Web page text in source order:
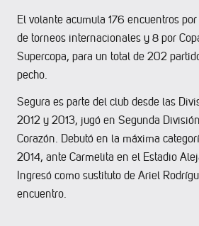
El volante acumula 176 encuentros
de torneos internacionales y 8 por
Supercopa, para un total de 202
pecho.
Segura es parte del club desde las
2012 y 2013, jugó en Segunda
Corazón. Debutó en la máxima
2014, ante Carmelita en el Estadio
Ingresó como sustituto de Ariel
encuentro.